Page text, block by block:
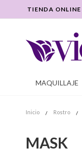
SALTAR
A
TIENDA ONLINE
MAQUILLAJE
Inicio Rostro
MASK